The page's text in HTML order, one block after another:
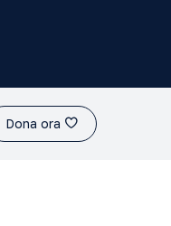
Dona ora